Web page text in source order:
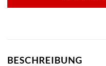
BESCHREIBUNG